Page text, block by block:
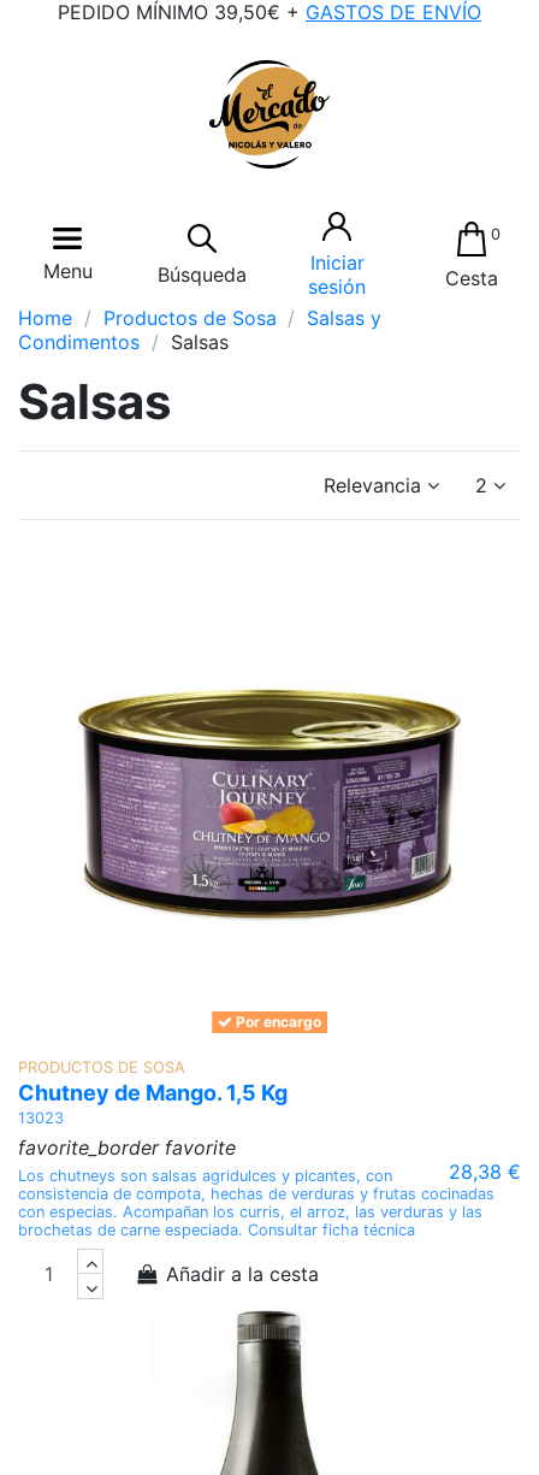
PEDIDO MÍNIMO 39,50€ + GASTOS DE ENVÍO
Menu Búsqueda
Iniciar
sesión
0
Cesta
Home
Productos de Sosa
Salsas y
Condimentos
Salsas
Salsas
Relevancia 2
Por encargo
PRODUCTOS DE SOSA
Chutney de Mango. 1,5 Kg
13023
favorite_border favorite
28,38 €
Los chutneys son salsas agridulces y picantes, con
consistencia de compota, hechas de verduras y frutas cocinadas
con especias. Acompañan los curris, el arroz, las verduras y las
brochetas de carne especiada. Consultar ficha técnica
Añadir a la cesta